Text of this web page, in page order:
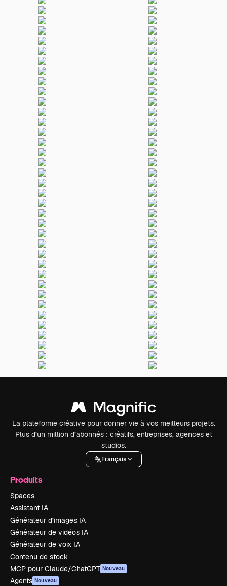
La plateforme créative pour donner vie à vos meilleurs projets.
Plus d’un million d’abonnés : créatifs, entreprises, agences et
studios.
Français
Produits
Spaces
Assistant IA
Générateur d’images IA
Générateur de vidéos IA
Générateur de voix IA
Contenu de stock
MCP pour Claude/ChatGPT Nouveau
Agents Nouveau